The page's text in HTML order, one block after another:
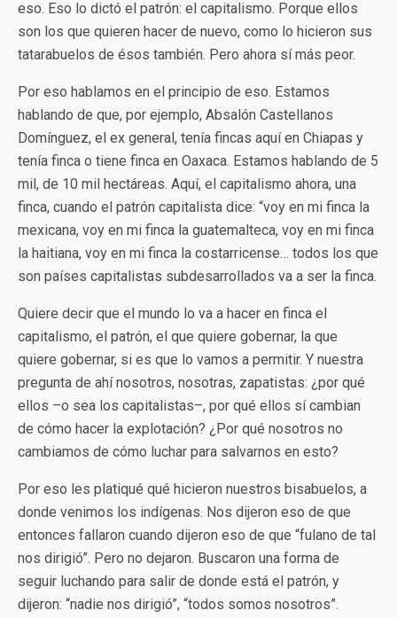
eso. Eso lo dictó el patrón: el capitalismo. Porque ellos
son los que quieren hacer de nuevo, como lo hicieron sus
tatarabuelos de ésos también. Pero ahora sí más peor.
Por eso hablamos en el principio de eso. Estamos
hablando de que, por ejemplo, Absalón Castellanos
Domínguez, el ex general, tenía fincas aquí en Chiapas y
tenía finca o tiene finca en Oaxaca. Estamos hablando de 5
mil, de 10 mil hectáreas. Aquí, el capitalismo ahora, una
finca, cuando el patrón capitalista dice: “voy en mi finca la
mexicana, voy en mi finca la guatemalteca, voy en mi finca
la haitiana, voy en mi finca la costarricense… todos los que
son países capitalistas subdesarrollados va a ser la finca.
Quiere decir que el mundo lo va a hacer en finca el
capitalismo, el patrón, el que quiere gobernar, la que
quiere gobernar, si es que lo vamos a permitir. Y nuestra
pregunta de ahí nosotros, nosotras, zapatistas: ¿por qué
ellos –o sea los capitalistas–, por qué ellos sí cambian
de cómo hacer la explotación? ¿Por qué nosotros no
cambiamos de cómo luchar para salvarnos en esto?
Por eso les platiqué qué hicieron nuestros bisabuelos, a
donde venimos los indígenas. Nos dijeron eso de que
entonces fallaron cuando dijeron eso de que “fulano de tal
nos dirigió”. Pero no dejaron. Buscaron una forma de
seguir luchando para salir de donde está el patrón, y
dijeron: “nadie nos dirigió”, “todos somos nosotros”.